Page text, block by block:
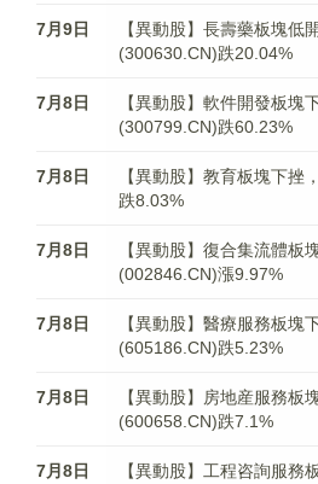
7月9日
【異動股】長壽藥板塊低
(300630.CN)跌20.04%
7月8日
【異動股】軟件開發板塊
(300799.CN)跌60.23%
7月8日
【異動股】教育板塊下挫
跌8.03%
7月8日
【異動股】復合集流體板
(002846.CN)漲9.97%
7月8日
【異動股】醫療服務板塊
(605186.CN)跌5.23%
7月8日
【異動股】房地産服務板
(600658.CN)跌7.1%
7月8日
【異動股】工程咨詢服務